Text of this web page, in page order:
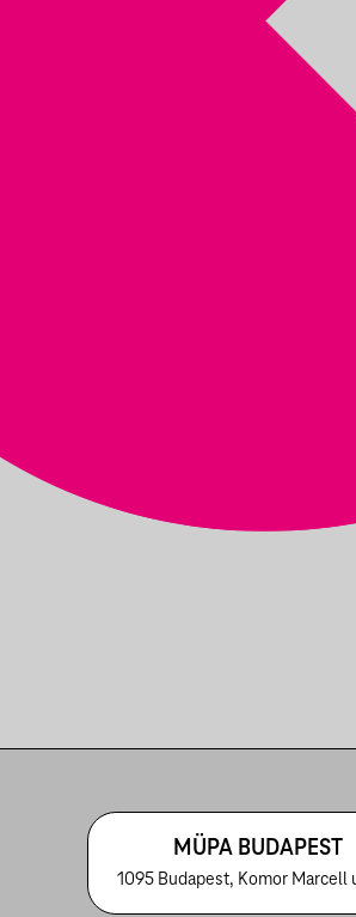
MÜPA BUDAPEST
1095 Budapest, Komor Marcell